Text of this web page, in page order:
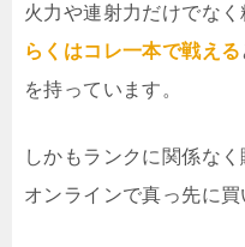
火力や連射力だけでなく
らくはコレ一本で戦える
を持っています。
しかもランクに関係な
オンラインで真っ先に買